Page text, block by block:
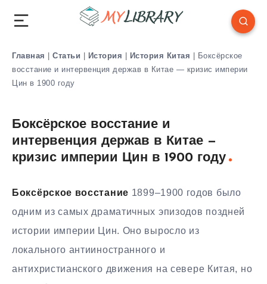
Главная | Статьи | История | История Китая | Боксёрское
восстание и интервенция держав в Китае — кризис империи
Цин в 1900 году
Боксёрское восстание и
интервенция держав в Китае —
кризис империи Цин в 1900 году
Боксёрское восстание 1899–1900 годов было
одним из самых драматичных эпизодов поздней
истории империи Цин. Оно выросло из
локального антииностранного и
антихристианского движения на севере Китая, но